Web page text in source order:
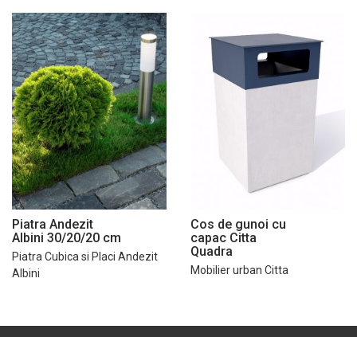
Piatra Andezit
Albini 30/20/20 cm
Piatra Cubica si Placi Andezit
Albini
Cos de gunoi cu
capac Citta
Quadra
Mobilier urban Citta